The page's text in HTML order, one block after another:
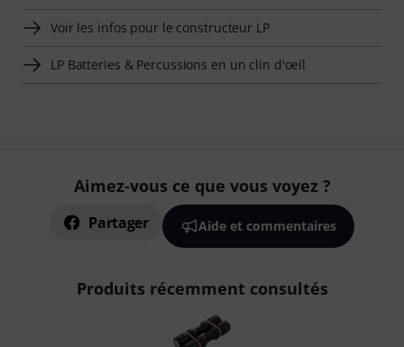
Voir les infos pour le constructeur LP
LP Batteries & Percussions en un clin d'oeil
Aimez-vous ce que vous voyez ?
Partager Aide et commentaires
Produits récemment consultés